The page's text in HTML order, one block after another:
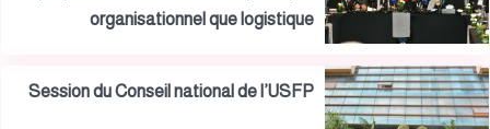
organisationnel que logistique
Session du Conseil national de l’USFP